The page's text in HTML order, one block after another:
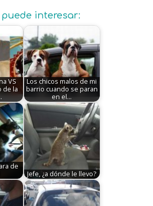
puede interesar:
VS
de la
Los chicos malos de mi
barrio cuando se paran
en el…
de
Jefe, ¿a dónde le llevo?